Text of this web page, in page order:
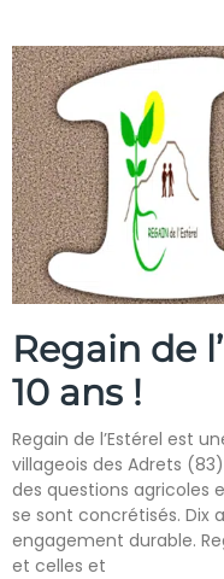
Regain de
10 ans !
Regain de l’Estérel est
villageois des Adrets
des questions agricoles
se sont concrétisés. Dix
engagement durable.
et celles et